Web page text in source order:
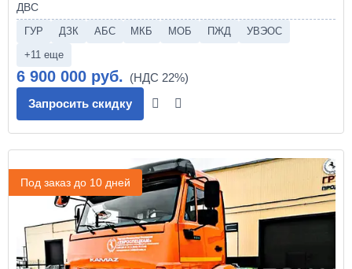
ГУР ДЗК АБС МКБ МОБ ПЖД
УВЭОС
+11 еще
6 900 000 руб.
Запросить скидку
Под заказ до 10 дней